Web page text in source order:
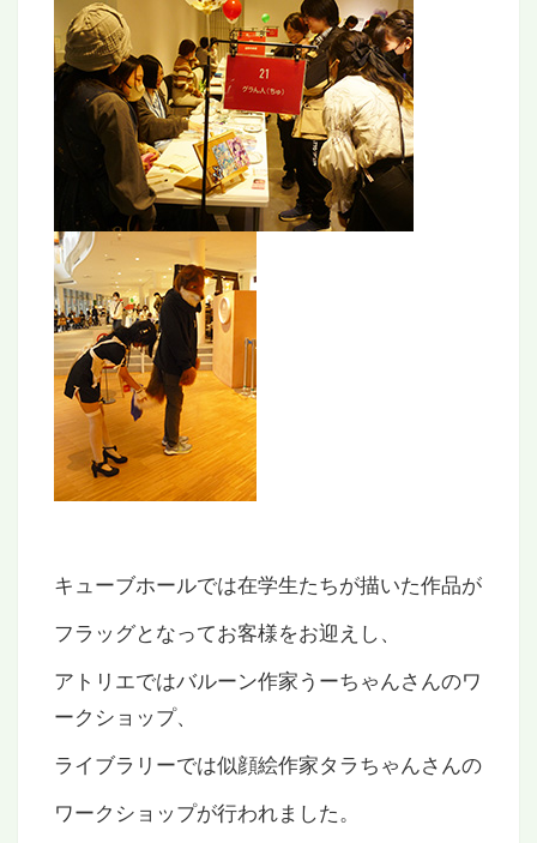
キューブホールでは在学生たちが描いた作品が
フラッグとなってお客様をお迎えし、
アトリエではバルーン作家うーちゃんさんのワ
ークショップ、
ライブラリーでは似顔絵作家タラちゃんさんの
ワークショップが行われました。